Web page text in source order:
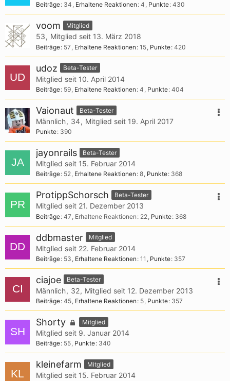
Beiträge 34 Erhaltene Reaktionen 4 Punkte 430
voom Mitglied
53 Mitglied seit 13. März 2018
Beiträge 57 Erhaltene Reaktionen 15 Punkte 420
udoz Beta-Tester
Mitglied seit 10. April 2014
Beiträge 59 Erhaltene Reaktionen 4 Punkte 404
Vaionaut Beta-Tester
Männlich 34 Mitglied seit 19. April 2017
Punkte 390
jayonrails Beta-Tester
Mitglied seit 15. Februar 2014
Beiträge 52 Erhaltene Reaktionen 8 Punkte 368
ProtippSchorsch Beta-Tester
Mitglied seit 21. Dezember 2013
Beiträge 47 Erhaltene Reaktionen 22 Punkte 368
ddbmaster Mitglied
Mitglied seit 22. Februar 2014
Beiträge 53 Erhaltene Reaktionen 11 Punkte 357
ciajoe Beta-Tester
Männlich 32 Mitglied seit 12. Dezember 2013
Beiträge 45 Erhaltene Reaktionen 5 Punkte 357
Shorty Mitglied
Mitglied seit 9. Januar 2014
Beiträge 55 Punkte 340
kleinefarm Mitglied
Mitglied seit 15. Februar 2014